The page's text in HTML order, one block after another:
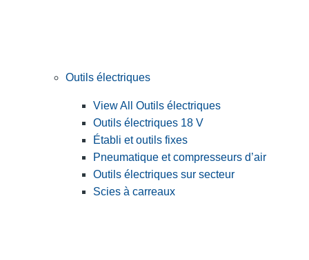
Outils électriques
View All Outils électriques
Outils électriques 18 V
Établi et outils fixes
Pneumatique et compresseurs d’air
Outils électriques sur secteur
Scies à carreaux